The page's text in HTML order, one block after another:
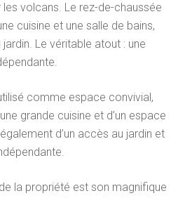
volcans. Le rez-de-chaussée
cuisine et une salle de bains,
Le véritable atout : une
comme espace convivial,
grande cuisine et d’un espace
d’un accès au jardin et
la propriété est son magnifique